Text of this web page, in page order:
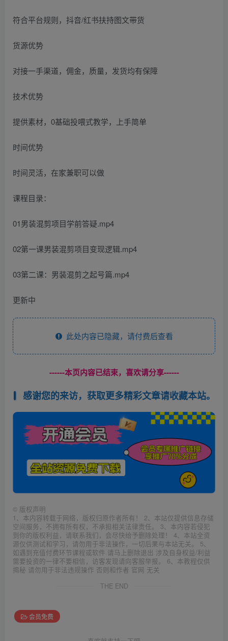
符合平台规则，抖音/红书扶持图文带货
货源优势
对接一手渠道，佣金，质量，发货均有保障
技术优势
提供素材，0基础投喂式教学，上手简单
时间优势
时间灵活，在家兼职可以做
课程目录：
01男装混剪项目学前答疑.mp4
02第一课男装混剪项目变现逻辑.mp4
03第二课：男装混剪之起号篇.mp4
更新中
此处内容已隐藏，请付费后查看
------本页内容已结束，喜欢请分享------
感谢您的来访，获取更多精彩文章请收藏本站。
© 版权声明
1、本内容转载于网络，版权归原作者所有！ 2、本站仅提供信息存储
空间服务，不拥有所有权，不承担相关法律责任。 3、本内容若侵犯
到你的版权利益，请联系我们，会尽快给予删除处理！ 4、本站全资
源仅供测试和学习，请勿用于非法操作，一切后果与本站无关。 5、
如遇到充值付费环节课程或软件 请马上删除退出 涉及自身权益/利益
需要投资的一律不要相信，访客发现请向客服举报。 6、本教程仅供
揭秘 请勿用于非法违规操作 否则和作者 官网 无关
THE END
会员免费